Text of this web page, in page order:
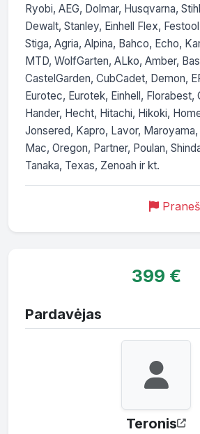
Ryobi, AEG, Dolmar, Husqvarna,
Dewalt, Stanley, Einhell Flex,
Stiga, Agria, Alpina, Bahco, Echo,
MTD, WolfGarten, ALko, Amber,
CastelGarden, CubCadet, Demon,
Eurotec, Eurotek, Einhell, Florabest,
Hander, Hecht, Hitachi, Hikoki,
Jonsered, Kapro, Lavor,
Mac, Oregon, Partner, Poulan,
Tanaka, Texas, Zenoah ir kt.
399 €
Pardavėjas
Teronis